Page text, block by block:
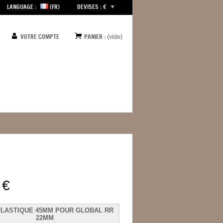
LANGUAGE : (FR) DEVISES : €
VOTRE COMPTE PANIER : (vide)
45MM POUR GLOBAL RR
22MM